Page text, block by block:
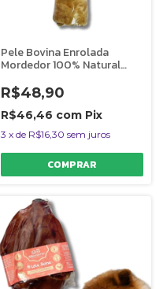
Pele Bovina Enrolada
Mordedor 100% Natural
Rocambole Mineiro Graúdo
AlecrimPet
R$48,90
R$46,46 com Pix
3 x de R$16,30 sem juros